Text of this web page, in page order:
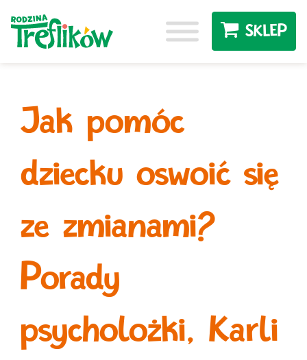
SKLEP
Jak pomóc
dziecku oswoić się
ze zmianami?
Porady
psycholożki, Karli